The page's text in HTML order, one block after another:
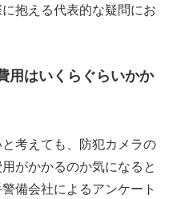
抱える代表的な疑問にお
用はいくらぐらいかか
考えても、防犯カメラの
がかかるのか気になると
備会社によるアンケート